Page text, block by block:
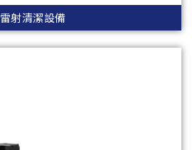
雷射清潔設備